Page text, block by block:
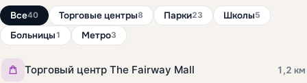
Все40 Торговые центры8 Парки23 Школы5
Больницы1 Метро3
Торговый центр The Fairway Mall 1,2 км